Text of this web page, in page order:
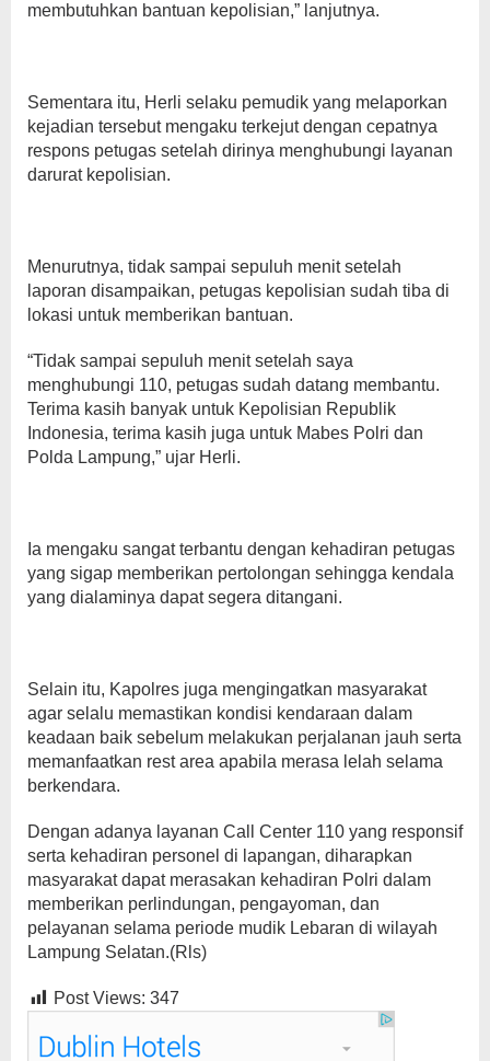
membutuhkan bantuan kepolisian,” lanjutnya.
Sementara itu, Herli selaku pemudik yang melaporkan
kejadian tersebut mengaku terkejut dengan cepatnya
respons petugas setelah dirinya menghubungi layanan
darurat kepolisian.
Menurutnya, tidak sampai sepuluh menit setelah
laporan disampaikan, petugas kepolisian sudah tiba di
lokasi untuk memberikan bantuan.
“Tidak sampai sepuluh menit setelah saya
menghubungi 110, petugas sudah datang membantu.
Terima kasih banyak untuk Kepolisian Republik
Indonesia, terima kasih juga untuk Mabes Polri dan
Polda Lampung,” ujar Herli.
Ia mengaku sangat terbantu dengan kehadiran petugas
yang sigap memberikan pertolongan sehingga kendala
yang dialaminya dapat segera ditangani.
Selain itu, Kapolres juga mengingatkan masyarakat
agar selalu memastikan kondisi kendaraan dalam
keadaan baik sebelum melakukan perjalanan jauh serta
memanfaatkan rest area apabila merasa lelah selama
berkendara.
Dengan adanya layanan Call Center 110 yang responsif
serta kehadiran personel di lapangan, diharapkan
masyarakat dapat merasakan kehadiran Polri dalam
memberikan perlindungan, pengayoman, dan
pelayanan selama periode mudik Lebaran di wilayah
Lampung Selatan.(Rls)
Post Views: 347